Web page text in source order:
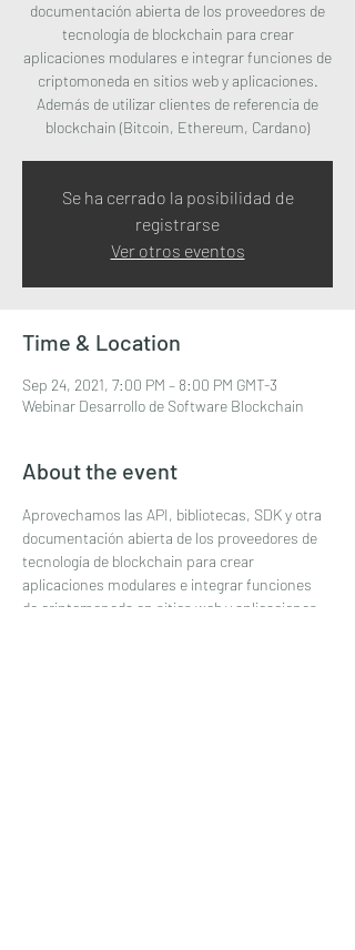
documentación abierta de los proveedores de
tecnología de blockchain para crear
aplicaciones modulares e integrar funciones de
criptomoneda en sitios web y aplicaciones.
Además de utilizar clientes de referencia de
blockchain (Bitcoin, Ethereum, Cardano)
Se ha cerrado la posibilidad de
registrarse
Ver otros eventos
Time & Location
Sep 24, 2021, 7:00 PM – 8:00 PM GMT-3
Webinar Desarrollo de Software Blockchain
About the event
Aprovechamos las API, bibliotecas, SDK y otra
documentación abierta de los proveedores de
tecnología de blockchain para crear
aplicaciones modulares e integrar funciones
de criptomoneda en sitios web y aplicaciones.